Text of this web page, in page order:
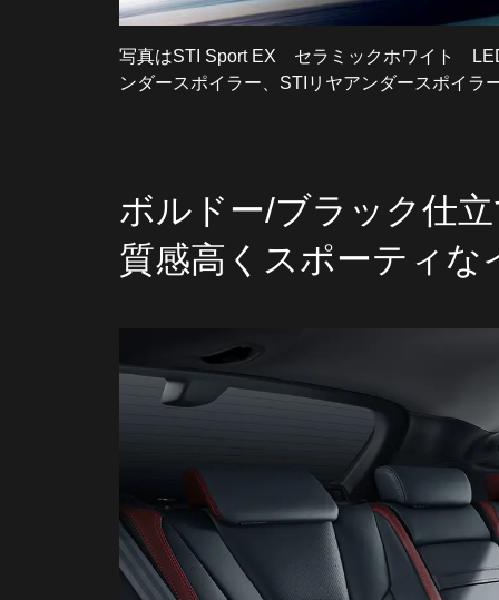
写真はSTI Sport EX セラミックホワイト
ンダースポイラー、STIリヤアンダースポイラ
ボルドー/ブラック仕
質感高くスポーティな